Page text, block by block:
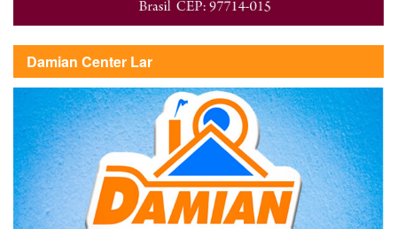
Damian Center Lar